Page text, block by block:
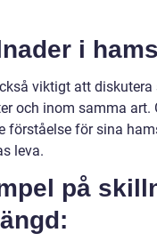
i
viktigt att
och inom samma
förståelse för sina
leva.
på